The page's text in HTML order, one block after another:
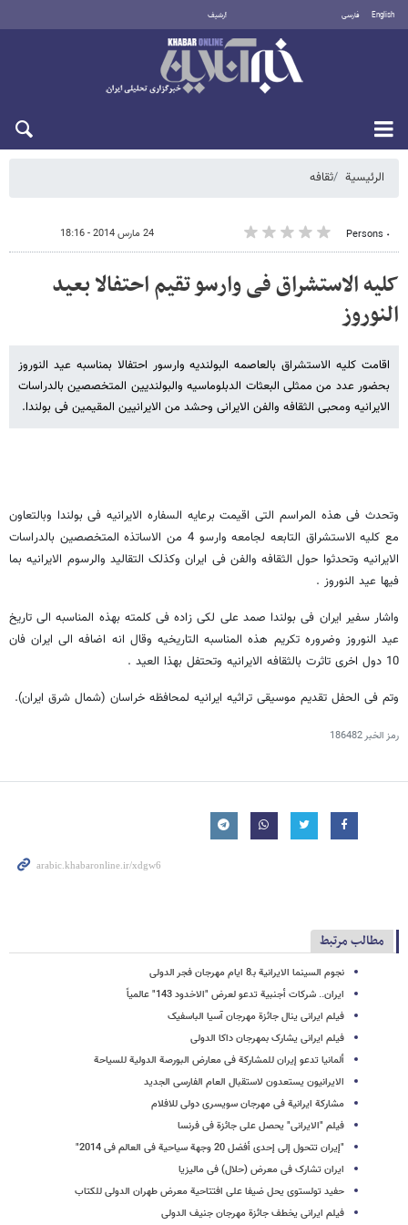
English فارسی أرشيف
الرئيسية ثقافه
٠ Persons 24 مارس 2014 - 18:16
کلیه الاستشراق فی وارسو تقیم احتفالا بعید
النوروز
اقامت کلیه الاستشراق بالعاصمه البولندیه وارسور احتفالا بمناسبه عید النوروز
بحضور عدد من ممثلی البعثات الدبلوماسیه والبولندیین المتخصصین بالدراسات
الایرانیه ومحبی الثقافه والفن الایرانی وحشد من الایرانیین المقیمین فی بولندا.
وتحدث فی هذه المراسم التی اقیمت برعایه السفاره الایرانیه فی بولندا وبالتعاون
مع کلیه الاستشراق التابعه لجامعه وارسو 4 من الاساتذه المتخصصین بالدراسات
الایرانیه وتحدثوا حول الثقافه والفن فی ایران وکذلک التقالید والرسوم الایرانیه بما
فیها عید النوروز .
واشار سفیر ایران فی بولندا صمد علی لکی زاده فی کلمته بهذه المناسبه الی تاریخ
عید النوروز وضروره تکریم هذه المناسبه التاریخیه وقال انه اضافه الی ایران فان
10 دول اخری تاثرت بالثقافه الایرانیه وتحتفل بهذا العید .
وتم فی الحفل تقدیم موسیقی تراثیه ایرانیه لمحافظه خراسان (شمال شرق ایران).
رمز الخبر186482
مطالب مرتبط
نجوم السینما الایرانیة بـ8 ایام مهرجان فجر الدولی
ایران.. شرکات أجنبیة تدعو لعرض "الاخدود 143" عالمیاً
فیلم ایرانی ینال جائزة مهرجان آسیا الباسفیک
فیلم ایرانی یشارک بمهرجان داکا الدولی
ألمانیا تدعو إیران للمشارکة فی معارض البورصة الدولیة للسیاحة
الایرانیون یستعدون لاستقبال العام الفارسی الجدید
مشارکة ایرانیة فی مهرجان سویسری دولی للافلام
فیلم "الایرانی" یحصل على جائزة فی فرنسا
"إیران تتحول إلی إحدی أفضل 20 وجهة سیاحیة فی العالم فی 2014"
ایران تشارک فی معرض (حلال) فی مالیزیا
حفید تولستوی یحل ضیفا علی افتتاحیة معرض طهران الدولی للکتاب
فیلم ایرانی یخطف جائزة مهرجان جنیف الدولی